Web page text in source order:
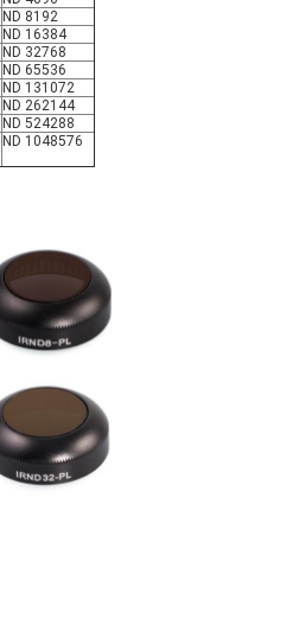
ND 8192
ND 16384
ND 32768
ND 65536
ND 131072
ND 262144
ND 524288
ND 1048576